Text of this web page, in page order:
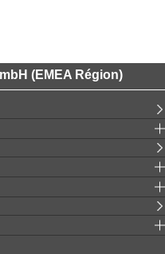
(EMEA Région)